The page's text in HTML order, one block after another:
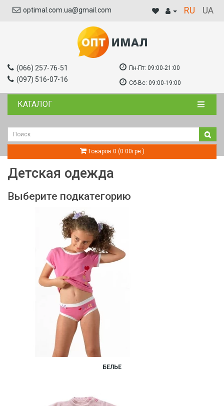
optimal.com.ua@gmail.com RU UA
(066) 257-76-51
(097) 516-07-16
Пн-Пт: 09:00-21:00
Сб-Вс: 09:00-19:00
КАТАЛОГ
Товаров 0 (0.00грн.)
Детская одежда
Выберите подкатегорию
БЕЛЬЕ